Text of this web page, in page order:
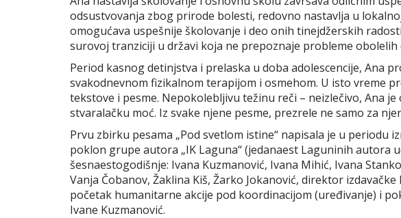
odsustvovanja zbog prirode bolesti, redovno nastavlja u
omogućava uspešnije školovanje i deo onih tinejdžerskih
surovoj tranziciji u državi koja ne prepoznaje probleme
Period kasnog detinjstva i prelaska u doba adolescencije, Ana
svakodnevnom fizikalnom terapijom i osmehom. U isto vreme
tekstove i pesme. Nepokolebljivu težinu reči – neizlečivo, Ana
stvaralačku moć. Iz svake njene pesme, prezrele ne samo za
Prvu zbirku pesama „Pod svetlom istine“ napisala je u periodu
poklon grupe autora „IK Laguna“ (jedanaest Laguninih autora
šesnaestogodišnje: Ivana Kuzmanović, Ivana Mihić, Ivana
Vanja Čobanov, Žaklina Kiš, Žarko Jokanović, direktor
početak humanitarne akcije pod koordinacijom (uređivanje) i
Ivane Kuzmanović.